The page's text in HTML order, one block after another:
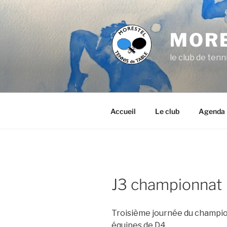
Aller
le club de
Accueil Le club Agenda
J3 championnat
Troisième journée du
équipes de D4